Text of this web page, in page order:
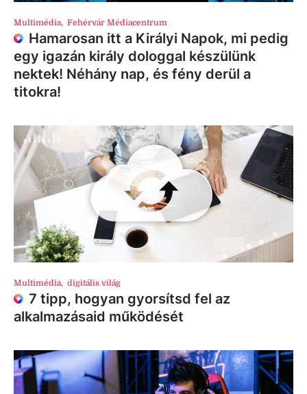
Multimédia, Fehérvár Médiacentrum
Hamarosan itt a Királyi Napok, mi pedig
egy igazán király dologgal készülünk
nektek! Néhány nap, és fény derül a
titokra!
Multimédia, digitális világ
7 tipp, hogyan gyorsítsd fel az
alkalmazásaid működését